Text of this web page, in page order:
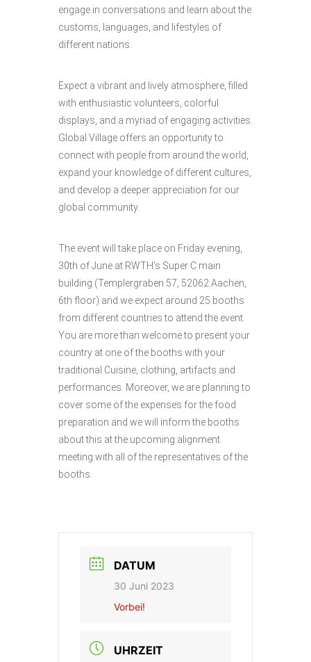
engage in conversations and learn about the
customs, languages, and lifestyles of
different nations.
Expect a vibrant and lively atmosphere, filled
with enthusiastic volunteers, colorful
displays, and a myriad of engaging activities.
Global Village offers an opportunity to
connect with people from around the world,
expand your knowledge of different cultures,
and develop a deeper appreciation for our
global community.
The event will take place on Friday evening,
30th of June at RWTH’s Super C main
building (Templergraben 57, 52062 Aachen,
6th floor) and we expect around 25 booths
from different countries to attend the event.
You are more than welcome to present your
country at one of the booths with your
traditional Cuisine, clothing, artifacts and
performances. Moreover, we are planning to
cover some of the expenses for the food
preparation and we will inform the booths
about this at the upcoming alignment
meeting with all of the representatives of the
booths.
DATUM
30 Juni 2023
Vorbei!
UHRZEIT